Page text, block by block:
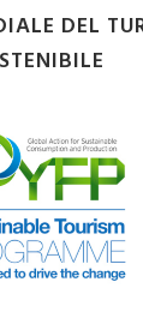
DEL